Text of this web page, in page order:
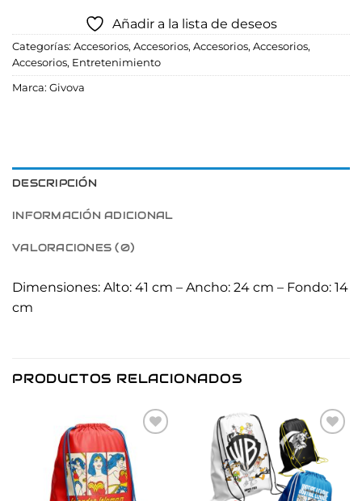
Añadir a la lista de deseos
Categorías: Accesorios, Accesorios, Accesorios, Accesorios,
Accesorios, Entretenimiento
Marca: Givova
DESCRIPCIÓN
INFORMACIÓN ADICIONAL
VALORACIONES (0)
Dimensiones: Alto: 41 cm – Ancho: 24 cm – Fondo: 14
cm
PRODUCTOS RELACIONADOS
lista de
deseos
Añadir
a la
lista de
deseos